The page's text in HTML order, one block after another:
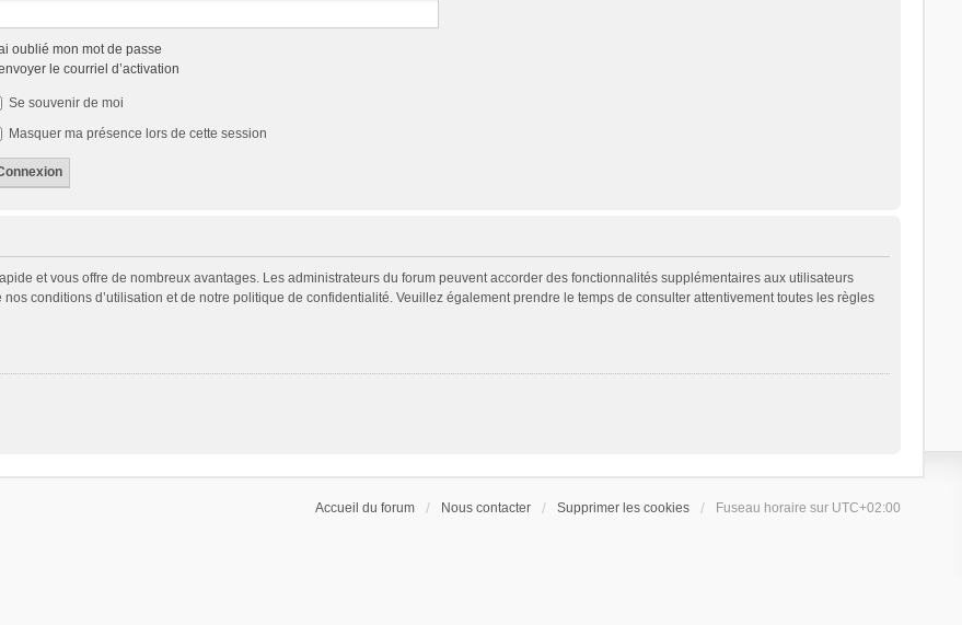
oublié mon mot de passe
le courriel d’activation
Se souvenir de moi
Masquer ma présence lors de cette session
et vous offre de nombreux avantages. Les administrateurs du forum peuvent accorder des fonctionnalités supplémentaires aux utilisateurs
conditions d’utilisation et de notre politique de confidentialité. Veuillez également prendre le temps de consulter attentivement toutes les règles
Accueil du forum Nous contacter Supprimer les cookies Fuseau horaire sur UTC+02:00